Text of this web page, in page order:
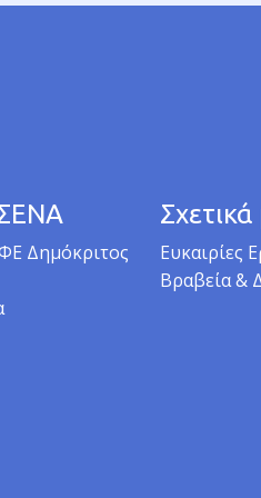
Δημόκριτος
Ευκαιρίες
Βραβεία &